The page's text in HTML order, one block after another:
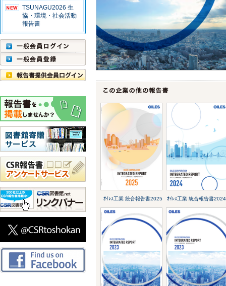
TSUNAGU2026 生
協・環境・社会活動
報告書
ｵｲﾚｽ工業 統合報告書2025 ｵｲﾚｽ工業 統合報告書2024